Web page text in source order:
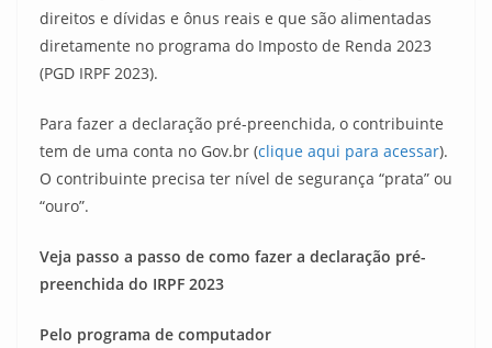
direitos e dívidas e ônus reais e que são alimentadas
diretamente no programa do Imposto de Renda 2023
(PGD IRPF 2023).
Para fazer a declaração pré-preenchida, o contribuinte
tem de uma conta no Gov.br (clique aqui para acessar).
O contribuinte precisa ter nível de segurança “prata” ou
“ouro”.
Veja passo a passo de como fazer a declaração pré-
preenchida do IRPF 2023
Pelo programa de computador